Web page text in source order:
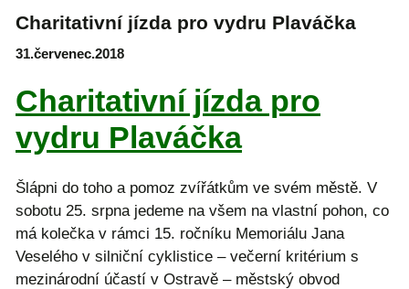
Charitativní jízda pro vydru Plaváčka
31.červenec.2018
Charitativní jízda pro
vydru Plaváčka
Šlápni do toho a pomoz zvířátkům ve svém městě. V
sobotu 25. srpna jedeme na všem na vlastní pohon, co
má kolečka v rámci 15. ročníku Memoriálu Jana
Veselého v silniční cyklistice – večerní kritérium s
mezinárodní účastí v Ostravě – městský obvod